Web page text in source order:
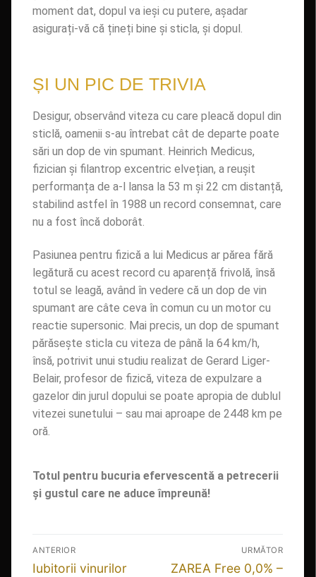
moment dat, dopul va ieși cu putere, așadar
asigurați-vă că țineți bine și sticla, și dopul.
ȘI UN PIC DE TRIVIA
Desigur, observând viteza cu care pleacă dopul din
sticlă, oamenii s-au întrebat cât de departe poate
sări un dop de vin spumant. Heinrich Medicus,
fizician și filantrop excentric elvețian, a reușit
performanța de a-l lansa la 53 m și 22 cm distanță,
stabilind astfel în 1988 un record consemnat, care
nu a fost încă doborât.
Pasiunea pentru fizică a lui Medicus ar părea fără
legătură cu acest record cu aparență frivolă, însă
totul se leagă, având în vedere că un dop de vin
spumant are câte ceva în comun cu un motor cu
reactie supersonic. Mai precis, un dop de spumant
părăsește sticla cu viteza de până la 64 km/h,
însă, potrivit unui studiu realizat de Gerard Liger-
Belair, profesor de fizică, viteza de expulzare a
gazelor din jurul dopului se poate apropia de dublul
vitezei sunetului – sau mai aproape de 2448 km pe
oră.
Totul pentru bucuria efervescentă a petrecerii
și gustul care ne aduce împreună!
ANTERIOR
Iubitorii vinurilor
URMĂTOR
ZAREA Free 0,0% –